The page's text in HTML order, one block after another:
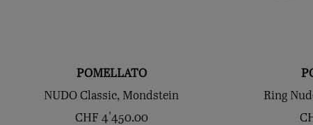
POMELLATO
NUDO Classic, Mondstein
CHF 4'450.00
Ring